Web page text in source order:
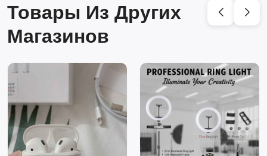
Товары Из Других
Магазинов